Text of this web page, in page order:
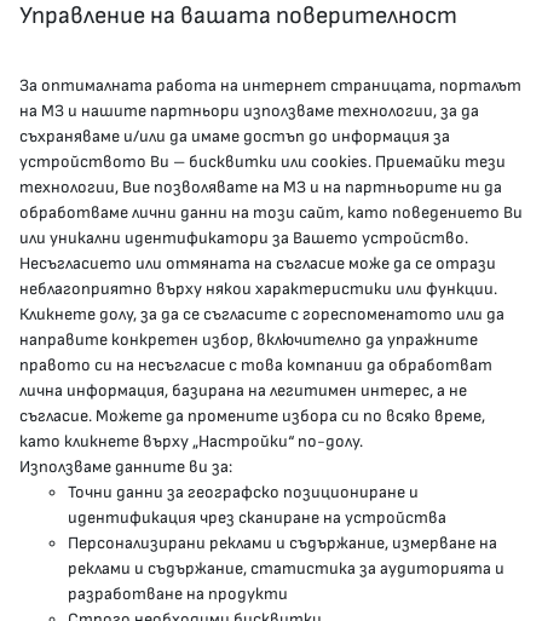
КОНТАКТИ
гр.София, 1000, пл. „Света Неделя“ №5
delovodstvo@mh.government.bg
presscenter@mh.government.bg
МЗ В СОЦИАЛНИТЕ МРЕЖИ
Facebook страница
Instragram профил
YouTube канал
Threads профил
Управление на вашата поверителност
За оптималната работа на интернет страницата, порталът
на МЗ и нашите партньори използваме технологии, за да
съхраняваме и/или да имаме достъп до информация за
устройството Ви – бисквитки или cookies. Приемайки тези
технологии, Вие позволявате на МЗ и на партньорите ни да
обработваме лични данни на този сайт, като поведението Ви
или уникални идентификатори за Вашето устройство.
Несъгласието или отмяната на съгласие може да се отрази
неблагоприятно върху някои характеристики или функции.
Кликнете долу, за да се съгласите с гореспоменатото или да
направите конкретен избор, включително да упражните
правото си на несъгласие с това компании да обработват
лична информация, базирана на легитимен интерес, а не
съгласие. Можете да промените избора си по всяко време,
като кликнете върху „Настройки“ по-долу.
Използваме данните ви за:
Точни данни за географско позициониране и
идентификация чрез сканиране на устройства
Персонализирани реклами и съдържание, измерване на
реклами и съдържание, статистика за аудиторията и
разработване на продукти